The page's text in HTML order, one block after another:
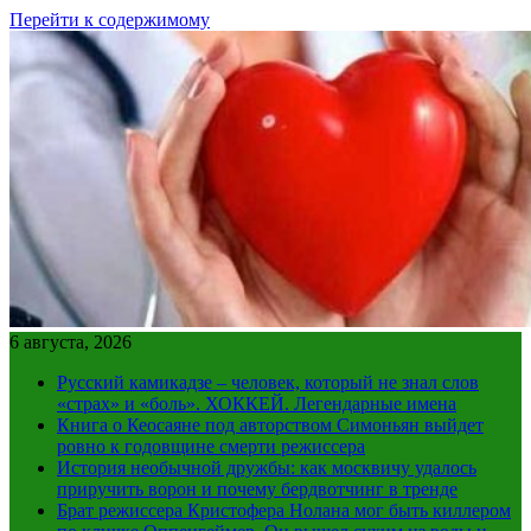
Перейти к содержимому
6 августа, 2026
Русский камикадзе – человек, который не знал слов
«страх» и «боль». ХОККЕЙ. Легендарные имена
Книга о Кеосаяне под авторством Симоньян выйдет
ровно к годовщине смерти режиссера
История необычной дружбы: как москвичу удалось
приручить ворон и почему бердвотчинг в тренде
Брат режиссера Кристофера Нолана мог быть киллером